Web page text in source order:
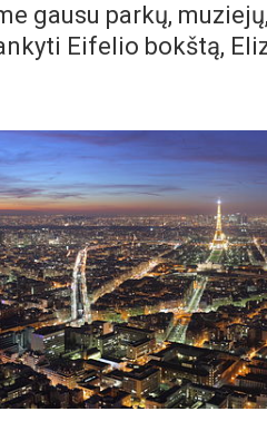
gausu parkų,
Eifelio bokštą,